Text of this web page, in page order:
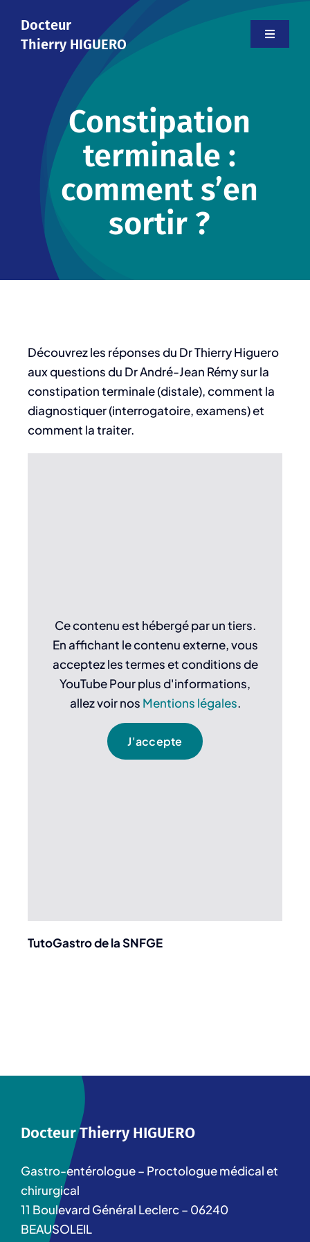
content
Docteur
Thierry HIGUERO
Toggle
Le cabinet
Votre médecin
Informations
Contact
Constipation
terminale :
comment s’en
sortir ?
Découvrez les réponses du Dr Thierry Higuero
aux questions du Dr André-Jean Rémy sur la
constipation terminale (distale), comment la
diagnostiquer (interrogatoire, examens) et
comment la traiter.
Ce contenu est hébergé par un tiers.
En affichant le contenu externe, vous
acceptez les termes et conditions de
YouTube Pour plus d'informations,
allez voir nos Mentions légales.
J'accepte
TutoGastro de la SNFGE
Docteur Thierry HIGUERO
Gastro-entérologue – Proctologue médical et
chirurgical
11 Boulevard Général Leclerc – 06240
BEAUSOLEIL